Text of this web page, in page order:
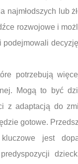
lub
rozwojowe i
potrzebują
Mogą to być
z adaptacją do
gotowe.
jest